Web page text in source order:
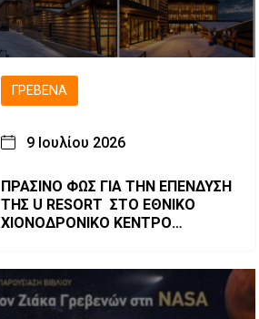
ΓΡΕΒΕΝΆ
9 Ιουλίου 2026
ΠΡΑΣΙΝΟ ΦΩΣ ΓΙΑ ΤΗΝ ΕΠΕΝΔΥΣΗ
ΤΗΣ U RESORT ΣΤΟ ΕΘΝΙΚΟ
ΧΙΟΝΟΔΡΟΝΙΚΟ ΚΕΝΤΡΟ